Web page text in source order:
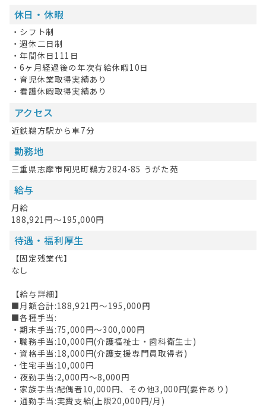
休日・休暇
・シフト制
・週休二日制
・年間休日111日
・6ヶ月経過後の年次有給休暇10日
・育児休業取得実績あり
・看護休暇取得実績あり
アクセス
近鉄鵜方駅から車7分
勤務地
三重県志摩市阿児町鵜方2824-85 うがた苑
給与
月給
188,921円～195,000円
待遇・福利厚生
【固定残業代】
なし
【給与詳細】
■月額合計:188,921円〜195,000円
■各種手当:
・期末手当:75,000円〜300,000円
・職務手当:10,000円(介護福祉士・歯科衛生士)
・資格手当:18,000円(介護支援専門員取得者)
・住宅手当:10,000円
・夜勤手当:2,000円〜8,000円
・家族手当:配偶者10,000円、その他3,000円(要件あり)
・通勤手当:実費支給(上限20,000円/月)